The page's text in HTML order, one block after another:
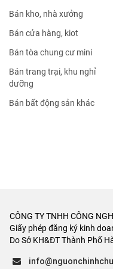
Bán kho, nhà xưởng
Bán cửa hàng, kiot
Bán tòa chung cư mini
Bán trang trại, khu nghỉ
dưỡng
Bán bất động sản khác
CÔNG TY TNHH CÔNG
Giấy phép đăng ký kinh
Do Sở KH&ĐT Thành Phố